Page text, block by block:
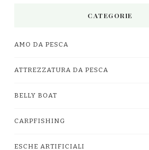
CATEGORIE
AMO DA PESCA
ATTREZZATURA DA PESCA
BELLY BOAT
CARPFISHING
ESCHE ARTIFICIALI